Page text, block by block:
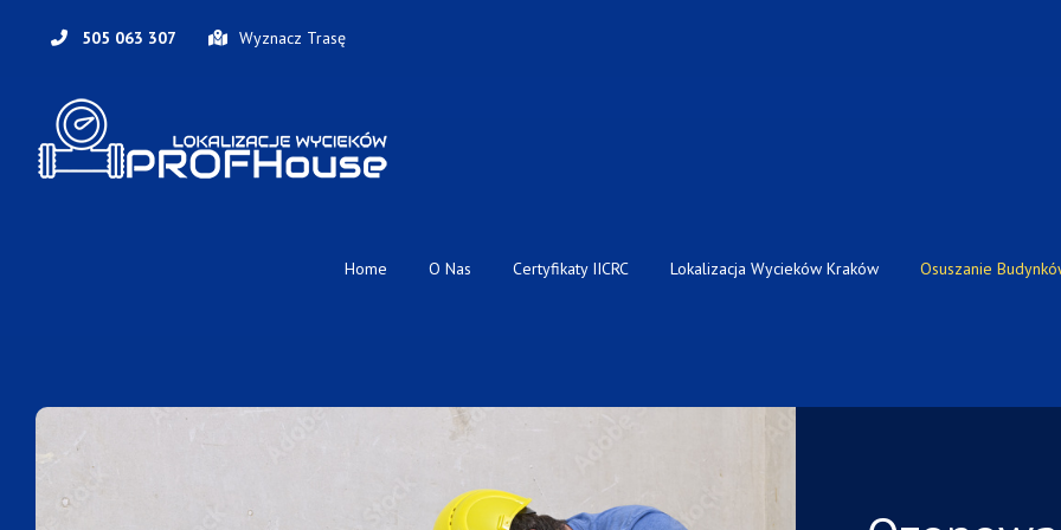
505 063 307 Wyznacz Trasę
Home O Nas Certyfikaty IICRC Lokalizacja Wycieków Kraków Osuszanie